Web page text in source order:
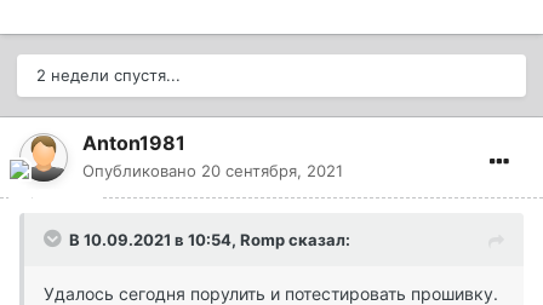
2 недели спустя...
Anton1981
Опубликовано 20 сентября, 2021
В 10.09.2021 в 10:54, Rompсказал:
Удалось сегодня порулить и потестировать прошивку.